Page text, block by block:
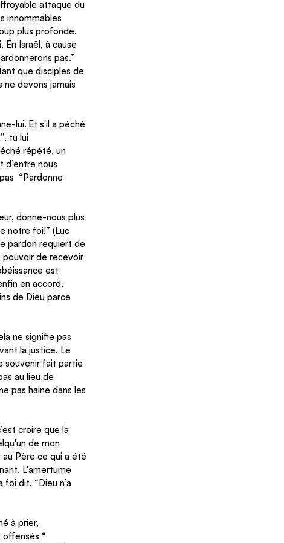
attaque du
innommables
plus profonde.
En Israël, à cause
pas.”
que disciples de
devons jamais
lui. Et s'il a péché
tu lui
répété, un
nous
“Pardonne
donne-nous plus
notre foi!” (Luc
pardon requiert de
pouvoir de recevoir
est
en accord.
de Dieu parce
ne signifie pas
la justice. Le
souvenir fait partie
au lieu de
pas haine dans les
croire que la
de mon
Père ce qui a été
L'amertume
dit, “Dieu n’a
à prier,
offensés “